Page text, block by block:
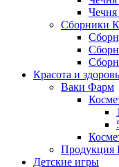
Сборники
Красота и
Ваки Фарм
Продукция
Детские игры